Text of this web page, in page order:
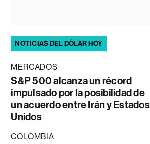
NOTICIAS DEL DÓLAR HOY
MERCADOS
S&P 500 alcanza un récord
impulsado por la posibilidad de
un acuerdo entre Irán y Estados
Unidos
COLOMBIA